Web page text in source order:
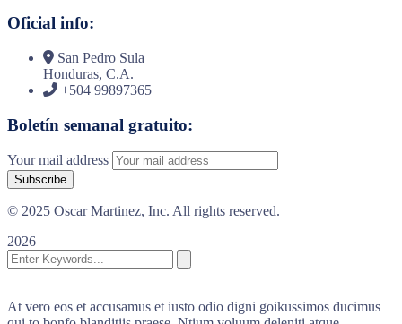
Oficial info:
San Pedro Sula
Honduras, C.A.
+504 99897365
Boletín semanal gratuito:
Your mail address
© 2025 Oscar Martinez, Inc. All rights reserved.
2026
At vero eos et accusamus et iusto odio digni goikussimos ducimus